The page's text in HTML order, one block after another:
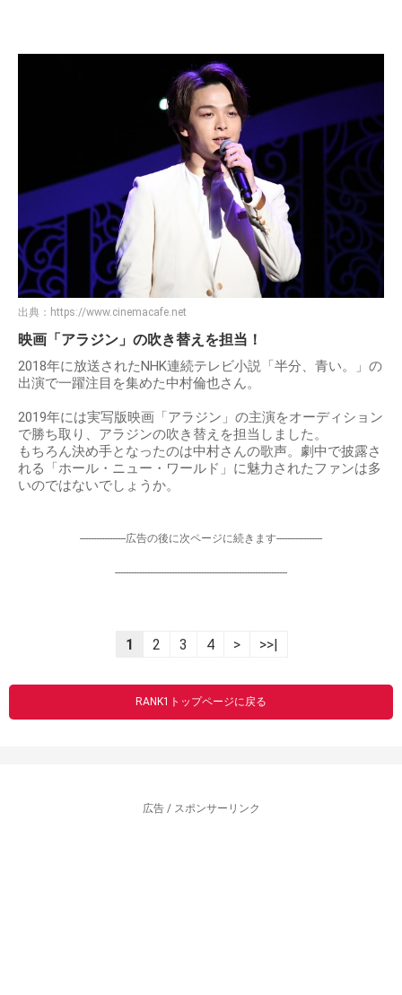
出典： https://www.cinemacafe.net
映画「アラジン」の吹き替えを担当！
2018年に放送されたNHK連続テレビ小説「半分、青い。」の
出演で一躍注目を集めた中村倫也さん。
2019年には実写版映画「アラジン」の主演をオーディション
で勝ち取り、アラジンの吹き替えを担当しました。
もちろん決め手となったのは中村さんの歌声。劇中で披露さ
れる「ホール・ニュー・ワールド」に魅力されたファンは多
いのではないでしょうか。
-----------------広告の後に次ページに続きます-----------------
----------------------------------------------------------------
1 2 3 4 > >>|
RANK1トップページに戻る
広告 / スポンサーリンク